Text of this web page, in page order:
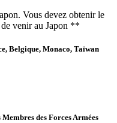
Vous devez obtenir le
venir au Japon **
Belgique, Monaco, Taïwan
des Forces Armées